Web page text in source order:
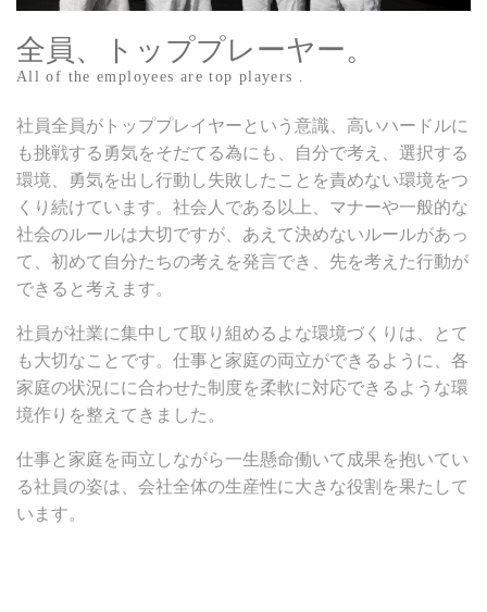
全員、トッププレーヤー。
All of the employees are top players .
社員全員がトッププレイヤーという意識、高いハードルに
も挑戦する勇気をそだてる為にも、自分で考え、選択する
環境、勇気を出し行動し失敗したことを責めない環境をつ
くり続けています。社会人である以上、マナーや一般的な
社会のルールは大切ですが、あえて決めないルールがあっ
て、初めて自分たちの考えを発言でき、先を考えた行動が
できると考えます。
社員が社業に集中して取り組めるよな環境づくりは、とて
も大切なことです。仕事と家庭の両立ができるように、各
家庭の状況にに合わせた制度を柔軟に対応できるような環
境作りを整えてきました。
仕事と家庭を両立しながら一生懸命働いて成果を抱いてい
る社員の姿は、会社全体の生産性に大きな役割を果たして
います。